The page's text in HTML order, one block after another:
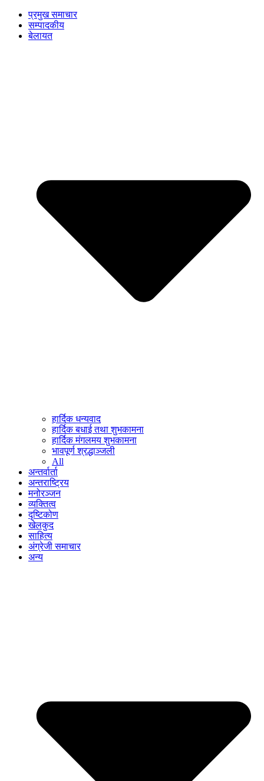
प्रमुख समाचार
सम्पादकीय
बेलायत
हार्दिक धन्यवाद
हार्दिक बधाई तथा शुभकामना
हार्दिक मंगलमय शुभकामना
भावपूर्ण श्रद्धाञ्जली
All
अन्तर्वार्ता
अन्तराष्ट्रिय
मनोरञ्जन
व्यक्तित्व
दृष्टिकोण
खेलकुद
साहित्य
अंग्रेजी समाचार
अन्य